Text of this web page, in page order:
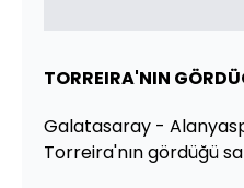
TORREIRA'NIN
Galatasaray -
Torreira'nın gördüğü